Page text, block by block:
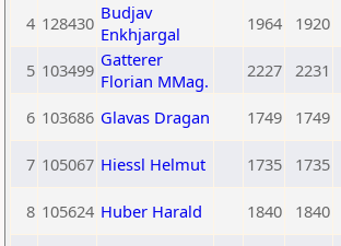
4 128430 Budjav
Enkhjargal
1964 1920
5 103499 Gatterer
Florian MMag.
2227 2231
6 103686 Glavas Dragan 1749 1749
7 105067 Hiessl Helmut 1735 1735
8 105624 Huber Harald 1840 1840